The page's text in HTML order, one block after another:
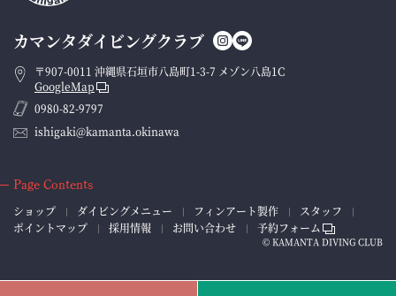
カマンタダイビングクラブ
〒907-0011 沖縄県石垣市八島町1-3-7 メゾン八島1C
GoogleMap
0980-82-9797
ishigaki@kamanta.okinawa
Page Contents
ショップ ダイビングメニュー フィンアート製作
スタッフ
ポイントマップ
採用情報 お問い合わせ 予約フォーム
© KAMANTA DIVING CLUB